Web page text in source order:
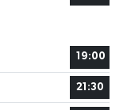
19:00
21:30